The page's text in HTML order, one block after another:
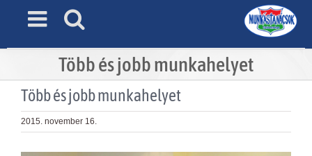
Több és jobb munkahelyet
Több és jobb munkahelyet
2015. november 16.